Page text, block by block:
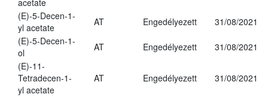
acetate
(E)-5-Decen-1-
yl acetate
AT Engedélyezett
31/08/2021
(E)-5-Decen-1-
ol
AT Engedélyezett
31/08/2021
(E)-11-
Tetradecen-1-
yl acetate
AT Engedélyezett 31/08/2021